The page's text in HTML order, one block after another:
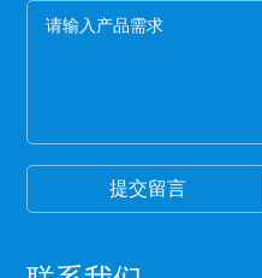
米数会减少。好的保
提交留言